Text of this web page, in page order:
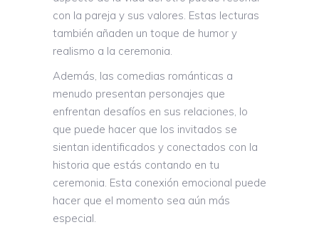
con la pareja y sus valores. Estas lecturas
también añaden un toque de humor y
realismo a la ceremonia.
Además, las comedias románticas a
menudo presentan personajes que
enfrentan desafíos en sus relaciones, lo
que puede hacer que los invitados se
sientan identificados y conectados con la
historia que estás contando en tu
ceremonia. Esta conexión emocional puede
hacer que el momento sea aún más
especial.